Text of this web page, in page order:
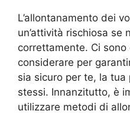
L’allontanamento dei
un’attività rischiosa se
correttamente. Ci
considerare per
sia sicuro per te, la tua
stessi. Innanzitutto, è
utilizzare metodi di